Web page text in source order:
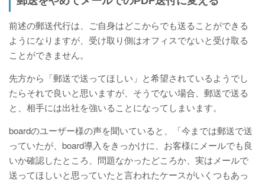
前述の郵送代行は、ご自身はどこからでも送ることができる
ようになりますが、受け取り側はオフィスでないと受け取る
ことができません。
先方から「郵送で送ってほしい」と希望されているようでし
たらそれで良いと思いますが、そうでない場合、郵送で送る
と、相手には出社を強いることになってしまいます。
boardのユーザー様の声を聞いていると、「今までは郵送で送
っていたが、board導入をきっかけに、お客様にメールでも良
いか確認したところ、問題なかったどころか、実はメールで
送ってほしいと思っていたと言われたケースがいくつもあっ